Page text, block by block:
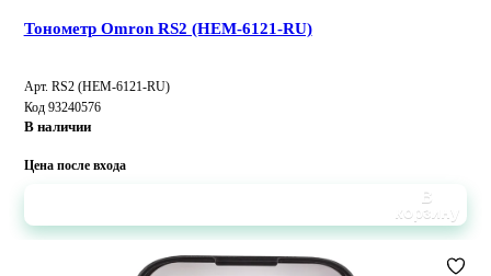
Тонометр Omron RS2 (HEM-6121-RU)
Арт. RS2 (HEM-6121-RU)
Код 93240576
В наличии
Цена после входа
В
корзину